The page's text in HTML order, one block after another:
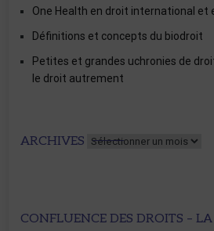
One Health en droit international et
Définitions et concepts du biodroit
Petites et grandes uchronies de
le droit autrement
ARCHIVES Archives
CONFLUENCE DES DROITS –